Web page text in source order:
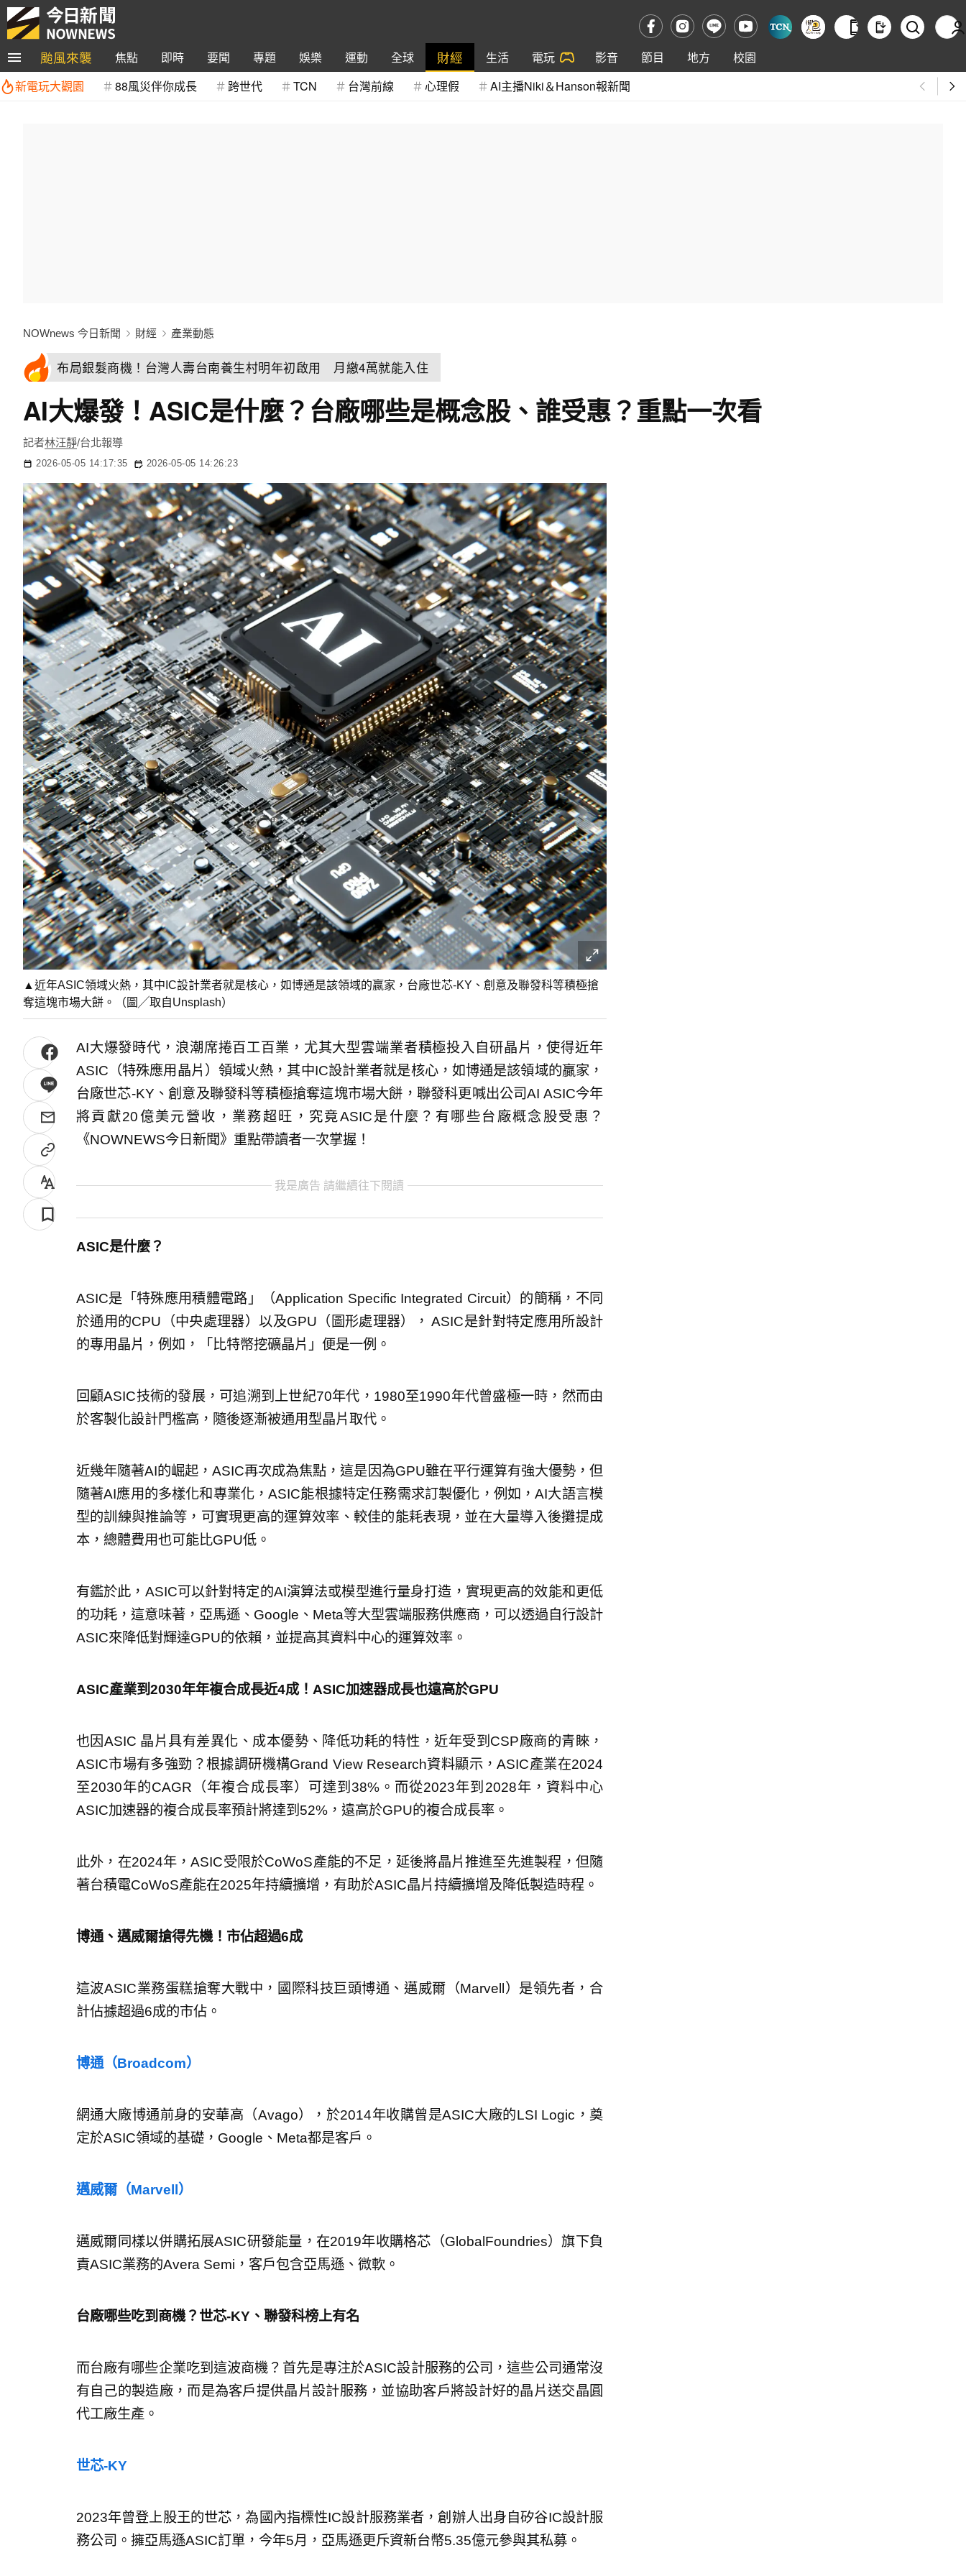
颱風來襲 焦點 即時 要聞 專題 娛樂 運動 全球 財經 生活 電玩 影音 節目 地方
校園
新電玩大觀園
88風災伴你成長 跨世代 TCN 台灣前線 心理假 AI主播Niki＆Hanson報新聞
NOWnews 今日新聞 財經 產業動態
布局銀髮商機！台灣人壽台南養生村明年初啟用 月繳4萬就能入住
AI大爆發！ASIC是什麼？台廠哪些是概念股、誰受惠？重點一次看
記者林汪靜/台北報導
2026-05-05 14:17:35 2026-05-05 14:26:23
▲近年ASIC領域火熱，其中IC設計業者就是核心，如博通是該領域的贏家，台廠世芯-KY、創意及聯發科等積極搶
奪這塊市場大餅。（圖╱取自Unsplash）
AI大爆發時代，浪潮席捲百工百業，尤其大型雲端業者積極投入自研晶片，使得近年
ASIC（特殊應用晶片）領域火熱，其中IC設計業者就是核心，如博通是該領域的贏家，
台廠世芯-KY、創意及聯發科等積極搶奪這塊市場大餅，聯發科更喊出公司AI ASIC今年
將貢獻20億美元營收，業務超旺，究竟ASIC是什麼？有哪些台廠概念股受惠？
《NOWNEWS今日新聞》重點帶讀者一次掌握！
我是廣告 請繼續往下閱讀
ASIC是什麼？
ASIC是「特殊應用積體電路」（Application Specific Integrated Circuit）的簡稱，不同
於通用的CPU（中央處理器）以及GPU（圖形處理器）， ASIC是針對特定應用所設計
的專用晶片，例如，「比特幣挖礦晶片」便是一例。
回顧ASIC技術的發展，可追溯到上世紀70年代，1980至1990年代曾盛極一時，然而由
於客製化設計門檻高，隨後逐漸被通用型晶片取代。
近幾年隨著AI的崛起，ASIC再次成為焦點，這是因為GPU雖在平行運算有強大優勢，但
隨著AI應用的多樣化和專業化，ASIC能根據特定任務需求訂製優化，例如，AI大語言模
型的訓練與推論等，可實現更高的運算效率、較佳的能耗表現，並在大量導入後攤提成
本，總體費用也可能比GPU低。
有鑑於此，ASIC可以針對特定的AI演算法或模型進行量身打造，實現更高的效能和更低
的功耗，這意味著，亞馬遜、Google、Meta等大型雲端服務供應商，可以透過自行設計
ASIC來降低對輝達GPU的依賴，並提高其資料中心的運算效率。
ASIC產業到2030年年複合成長近4成！ASIC加速器成長也遠高於GPU
也因ASIC 晶片具有差異化、成本優勢、降低功耗的特性，近年受到CSP廠商的青睞，
ASIC市場有多強勁？根據調研機構Grand View Research資料顯示，ASIC產業在2024
至2030年的CAGR（年複合成長率）可達到38%。而從2023年到2028年，資料中心
ASIC加速器的複合成長率預計將達到52%，遠高於GPU的複合成長率。
此外，在2024年，ASIC受限於CoWoS產能的不足，延後將晶片推進至先進製程，但隨
著台積電CoWoS產能在2025年持續擴增，有助於ASIC晶片持續擴增及降低製造時程。
博通、邁威爾搶得先機！市佔超過6成
這波ASIC業務蛋糕搶奪大戰中，國際科技巨頭博通、邁威爾（Marvell）是領先者，合
計佔據超過6成的市佔。
博通（Broadcom）
網通大廠博通前身的安華高（Avago），於2014年收購曾是ASIC大廠的LSI Logic，奠
定於ASIC領域的基礎，Google、Meta都是客戶。
邁威爾（Marvell）
邁威爾同樣以併購拓展ASIC研發能量，在2019年收購格芯（GlobalFoundries）旗下負
責ASIC業務的Avera Semi，客戶包含亞馬遜、微軟。
台廠哪些吃到商機？世芯-KY、聯發科榜上有名
而台廠有哪些企業吃到這波商機？首先是專注於ASIC設計服務的公司，這些公司通常沒
有自己的製造廠，而是為客戶提供晶片設計服務，並協助客戶將設計好的晶片送交晶圓
代工廠生產。
世芯-KY
2023年曾登上股王的世芯，為國內指標性IC設計服務業者，創辦人出身自矽谷IC設計服
務公司。擁亞馬遜ASIC訂單，今年5月，亞馬遜更斥資新台幣5.35億元參與其私募。